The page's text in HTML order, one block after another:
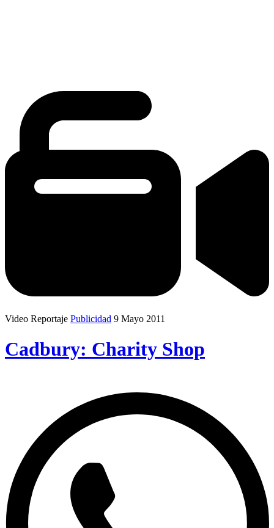
Video Reportaje Publicidad 9 Mayo 2011
Cadbury: Charity Shop